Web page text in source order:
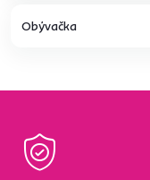
Obývačka